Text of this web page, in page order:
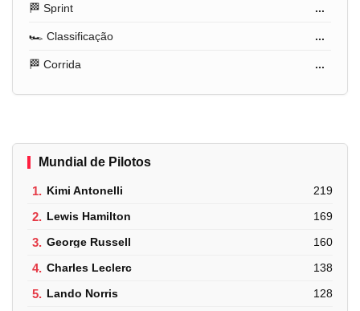
🏁 Sprint ...
🏎️ Classificação ...
🏁 Corrida ...
Mundial de Pilotos
1. Kimi Antonelli 219
2. Lewis Hamilton 169
3. George Russell 160
4. Charles Leclerc 138
5. Lando Norris 128